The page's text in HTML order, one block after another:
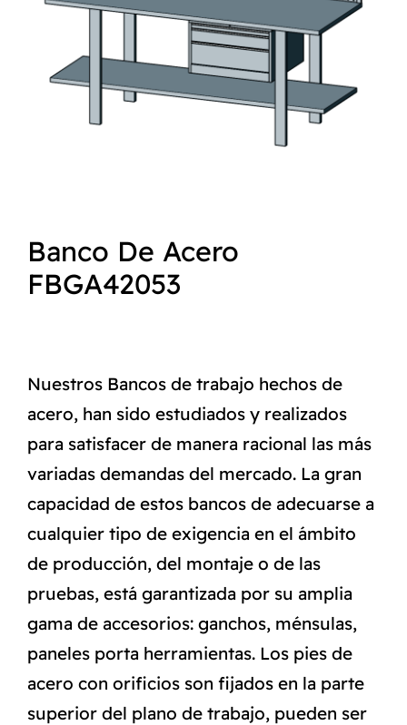
CATÁLOGO
Banco De Acero
FBGA42053
Nuestros Bancos de trabajo hechos de
acero, han sido estudiados y realizados
para satisfacer de manera racional las más
variadas demandas del mercado. La gran
capacidad de estos bancos de adecuarse a
cualquier tipo de exigencia en el ámbito
de producción, del montaje o de las
pruebas, está garantizada por su amplia
gama de accesorios: ganchos, ménsulas,
paneles porta herramientas. Los pies de
acero con orificios son fijados en la parte
superior del plano de trabajo, pueden ser